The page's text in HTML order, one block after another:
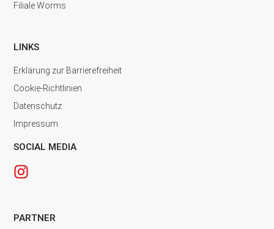
Filiale Worms
LINKS
Erklärung zur Barrierefreiheit
Cookie-Richtlinien
Datenschutz
Impressum
SOCIAL MEDIA
PARTNER